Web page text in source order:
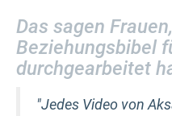
Das sagen
Beziehungsbibel
durchgearbeitet
"Jedes Video von